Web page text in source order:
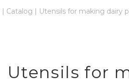
| Catalog | Utensils for making dairy
Utensils for